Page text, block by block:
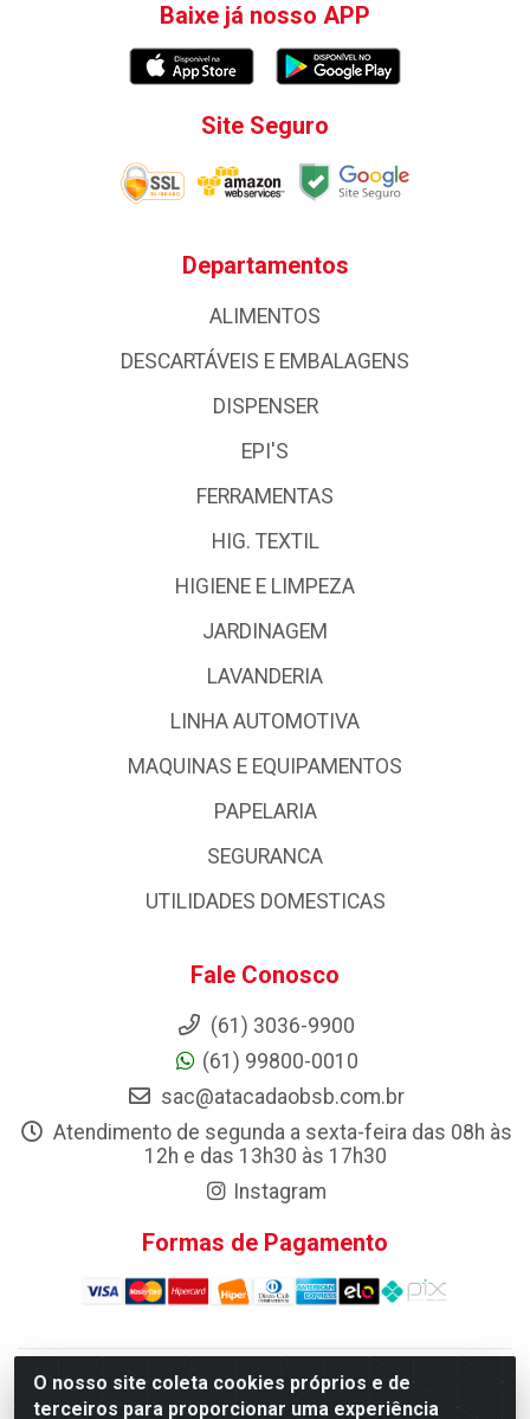
O nosso site coleta cookies próprios e de
terceiros para proporcionar uma experiência
Baixe já nosso APP
Site Seguro
Departamentos
ALIMENTOS
DESCARTÁVEIS E EMBALAGENS
DISPENSER
EPI'S
FERRAMENTAS
HIG. TEXTIL
HIGIENE E LIMPEZA
JARDINAGEM
LAVANDERIA
LINHA AUTOMOTIVA
MAQUINAS E EQUIPAMENTOS
PAPELARIA
SEGURANCA
UTILIDADES DOMESTICAS
Fale Conosco
(61) 3036-9900
(61) 99800-0010
sac@atacadaobsb.com.br
Atendimento de segunda a sexta-feira das 08h às
12h e das 13h30 às 17h30
Instagram
Formas de Pagamento
Atacadao da Limpeza F. Pereira Queiroz Comercio e
Distribuicao LTDA - Quadra Qi 10 Lotes 39 e, 41 - Setor